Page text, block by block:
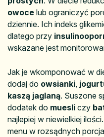
owoce lub ograniczyć
dziennie. Ich indeks
dlatego przy
wskazane jest
Jak je wkomponować w
dodaj do owsianki
kaszą jaglaną. Suszone
dodatek do muesli czy
najlepiej w niewielkiej
menu w rozsądnych